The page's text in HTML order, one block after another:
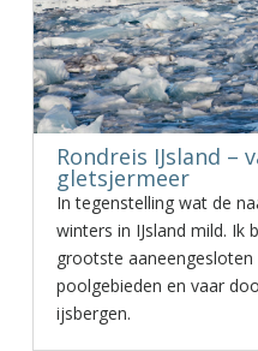
Rondreis IJsland –
gletsjermeer
In tegenstelling wat de
winters in IJsland mild. Ik
grootste
poolgebieden en vaar
ijsbergen.